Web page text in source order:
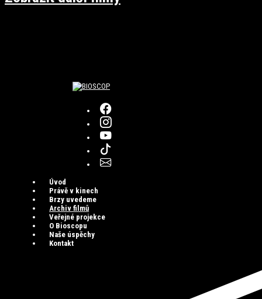
Úvod
Právě v kinech
Brzy uvedeme
Archiv filmů
Veřejné projekce
O Bioscopu
Naše úspěchy
Kontakt